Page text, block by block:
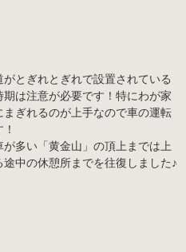
とぎれとぎれで設置されている
は注意が必要です！特にわが家
ぎれるのが上手なので車の運転
多い「黄金山」の頂上までは上
中の休憩所までを往復しました♪